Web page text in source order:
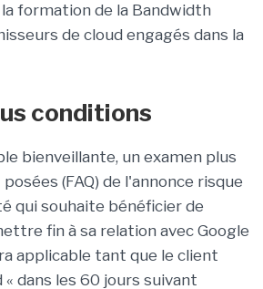
formation de la Bandwidth
de cloud engagés dans la
conditions
bienveillante, un examen plus
(FAQ) de l'annonce risque
qui souhaite bénéficier de
fin à sa relation avec Google
applicable tant que le client
dans les 60 jours suivant